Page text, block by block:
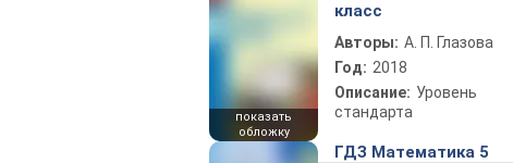
показать
обложку
класс
Авторы: А. П. Глазова
Год: 2018
Описание: Уровень
стандарта
ГДЗ Математика 5